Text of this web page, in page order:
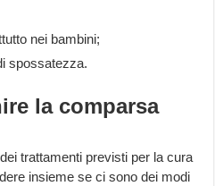
nei bambini;
spossatezza.
la comparsa
trattamenti previsti per la cura
insieme se ci sono dei modi